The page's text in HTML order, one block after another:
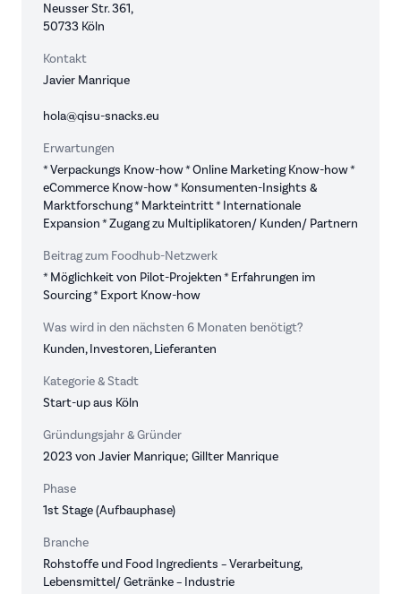
Neusser Str. 361,
50733 Köln
Kontakt
Javier Manrique
hola@qisu-snacks.eu
Erwartungen
* Verpackungs Know-how * Online Marketing Know-how *
eCommerce Know-how * Konsumenten-Insights &
Marktforschung * Markteintritt * Internationale
Expansion * Zugang zu Multiplikatoren/ Kunden/ Partnern
Beitrag zum Foodhub-Netzwerk
* Möglichkeit von Pilot-Projekten * Erfahrungen im
Sourcing * Export Know-how
Was wird in den nächsten 6 Monaten benötigt?
Kunden, Investoren, Lieferanten
Kategorie & Stadt
Start-up aus Köln
Gründungsjahr & Gründer
2023 von Javier Manrique; Gillter Manrique
Phase
1st Stage (Aufbauphase)
Branche
Rohstoffe und Food Ingredients – Verarbeitung,
Lebensmittel/ Getränke – Industrie